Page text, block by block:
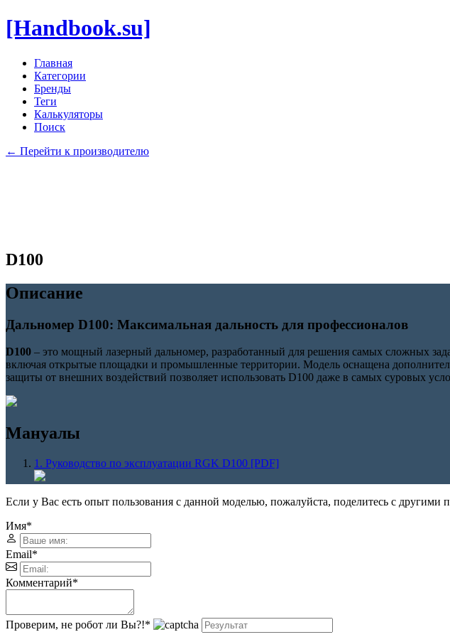
[Handbook.su]
Главная
Категории
Бренды
Теги
Калькуляторы
Поиск
← Перейти к производителю
D100
Описание
Дальномер D100: Максимальная дальность для профессионалов
D100 – это мощный лазерный дальномер, разработанный для решения самых сложных
включая открытые площадки и промышленные территории. Модель оснащена
защиты от внешних воздействий позволяет использовать D100 даже в самых суровых
Мануалы
1. Руководство по эксплуатации RGK D100 [PDF]
Если у Вас есть опыт пользования с данной моделью, пожалуйста, поделитесь с другими
Имя*
Email*
Комментарий*
Проверим, не робот ли Вы?!*